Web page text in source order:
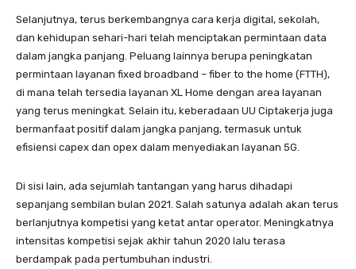
Selanjutnya, terus berkembangnya cara kerja digital, sekolah,
dan kehidupan sehari-hari telah menciptakan permintaan data
dalam jangka panjang. Peluang lainnya berupa peningkatan
permintaan layanan fixed broadband – fiber to the home (FTTH),
di mana telah tersedia layanan XL Home dengan area layanan
yang terus meningkat. Selain itu, keberadaan UU Ciptakerja juga
bermanfaat positif dalam jangka panjang, termasuk untuk
efisiensi capex dan opex dalam menyediakan layanan 5G.
Di sisi lain, ada sejumlah tantangan yang harus dihadapi
sepanjang sembilan bulan 2021. Salah satunya adalah akan terus
berlanjutnya kompetisi yang ketat antar operator. Meningkatnya
intensitas kompetisi sejak akhir tahun 2020 lalu terasa
berdampak pada pertumbuhan industri.